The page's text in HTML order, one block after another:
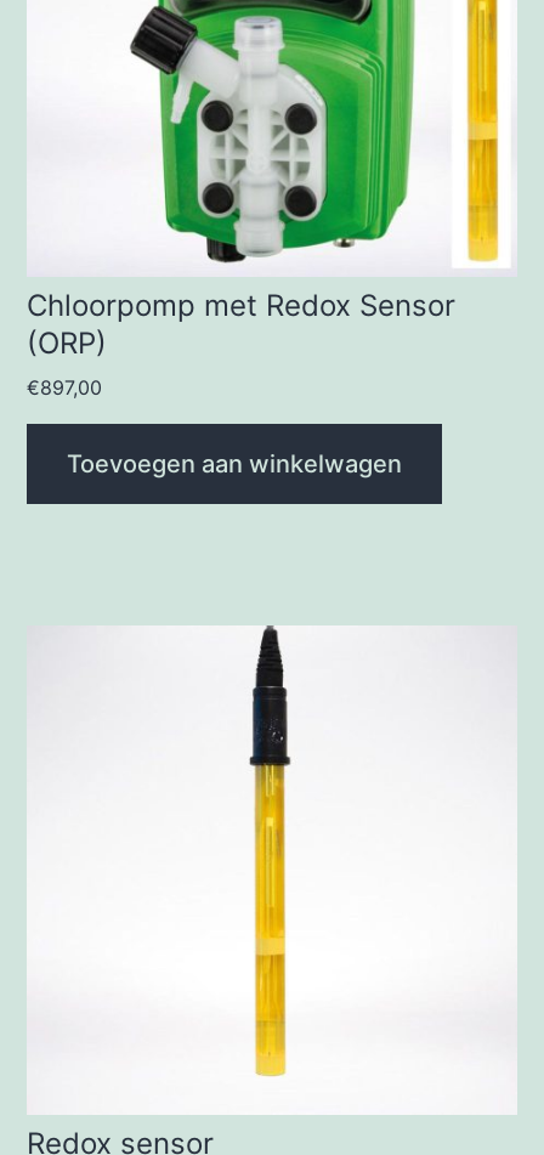
Chloorpomp met Redox Sensor
(ORP)
€897,00
Toevoegen aan winkelwagen
Redox sensor